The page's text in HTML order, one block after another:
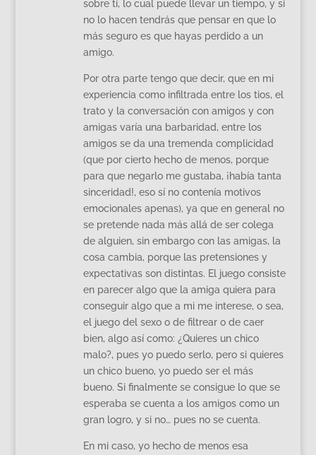
sobre tí, lo cual puede llevar un tiempo, y si
no lo hacen tendrás que pensar en que lo
más seguro es que hayas perdido a un
amigo.
Por otra parte tengo que decir, que en mi
experiencia como infiltrada entre los tios, el
trato y la conversación con amigos y con
amigas varía una barbaridad, entre los
amigos se da una tremenda complicidad
(que por cierto hecho de menos, porque
para que negarlo me gustaba, ¡había tanta
sinceridad!, eso sí no contenía motivos
emocionales apenas), ya que en general no
se pretende nada más allá de ser colega
de alguien, sin embargo con las amigas, la
cosa cambia, porque las pretensiones y
expectativas son distintas. El juego consiste
en parecer algo que la amiga quiera para
conseguir algo que a mi me interese, o sea,
el juego del sexo o de filtrear o de caer
bien, algo así como: ¿Quieres un chico
malo?, pues yo puedo serlo, pero si quieres
un chico bueno, yo puedo ser el más
bueno. Si finalmente se consigue lo que se
esperaba se cuenta a los amigos como un
gran logro, y si no… pues no se cuenta.
En mi caso, yo hecho de menos esa